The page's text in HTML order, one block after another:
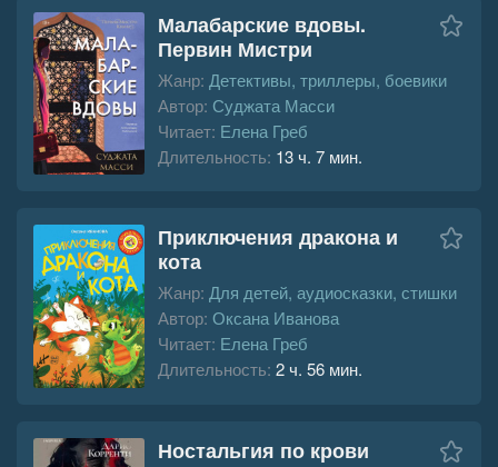
Малабарские вдовы.
Первин Мистри
Жанр: Детективы, триллеры, боевики
Автор: Суджата Масси
Читает: Елена Греб
Длительность: 13 ч. 7 мин.
Приключения дракона и
кота
Жанр: Для детей, аудиосказки, стишки
Автор: Оксана Иванова
Читает: Елена Греб
Длительность: 2 ч. 56 мин.
Ностальгия по крови